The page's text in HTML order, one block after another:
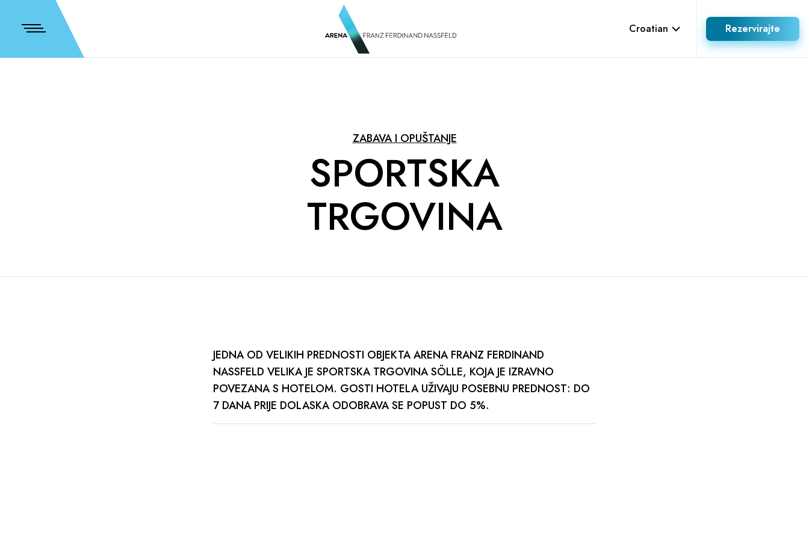
Croatian Rezervirajte
ZABAVA I OPUŠTANJE
SPORTSKA
TRGOVINA
JEDNA OD VELIKIH PREDNOSTI OBJEKTA ARENA FRANZ FERDINAND
NASSFELD VELIKA JE SPORTSKA TRGOVINA SÖLLE, KOJA JE IZRAVNO
POVEZANA S HOTELOM. GOSTI HOTELA UŽIVAJU POSEBNU PREDNOST: DO
7 DANA PRIJE DOLASKA ODOBRAVA SE POPUST DO 5%.